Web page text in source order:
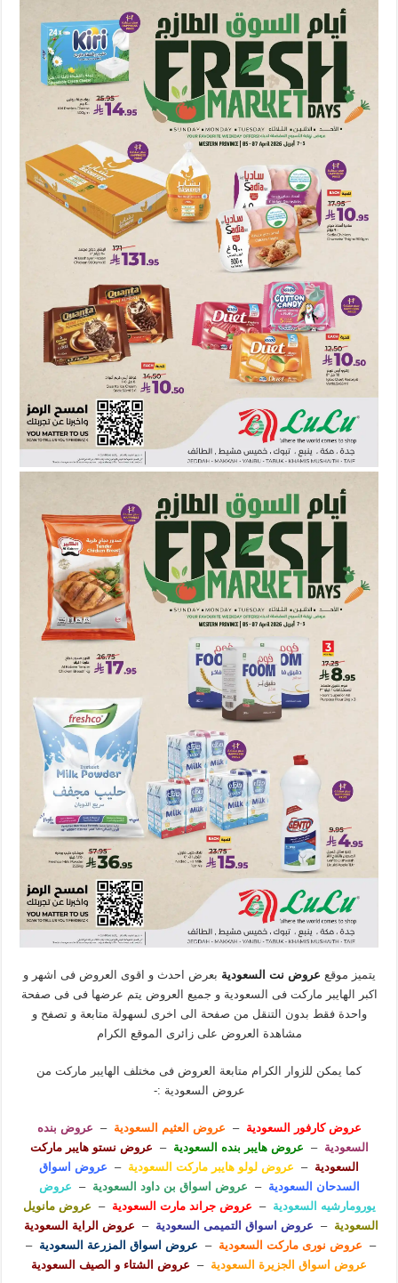
يتميز موقع عروض نت السعوديةبعرض احدث و اقوى العروض فى اشهر و
اكبر الهايبر ماركت فى السعودية و جميع العروض يتم عرضها فى فى صفحة
واحدة فقط بدون التنقل من صفحة الى اخرى لسهولة متابعة و تصفح و
مشاهدة العروض على زائرى الموقع الكرام
كما يمكن للزوار الكرام متابعة العروض فى مختلف الهايبر ماركت من
عروض السعودية :-
عروض كارفور السعودية – عروض العثيم السعودية –
عروض بنده
السعودية – عروض هايبر بنده السعودية –
عروض نستو هايبر ماركت
السعودية – عروض لولو هايبر ماركت السعودية –
عروض اسواق
السدحان السعودية – عروض اسواق بن داود السعودية –
عروض
يورومارشيه السعودية – عروض جراند مارت السعودية –
عروض مانويل
السعودية – عروض اسواق التميمى السعودية –
عروض الراية السعودية
–
عروض نورى ماركت السعودية – عروض اسواق المزرعة السعودية –
عروض اسواق الجزيرة السعودية – عروض الشتاء و الصيف السعودية